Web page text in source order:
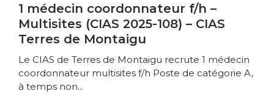
1 médecin coordonnateur f/h –
Multisites (CIAS 2025-108) – CIAS
Terres de Montaigu
Le CIAS de Terres de Montaigu recrute 1 médecin
coordonnateur multisites f/h Poste de catégorie A,
à temps non...